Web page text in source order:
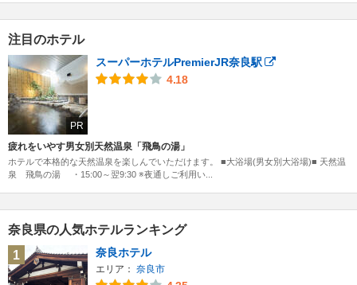
注目のホテル
PR
スーパーホテルPremierJR奈良駅
4.18
疲れをいやす男女別天然温泉「飛鳥の湯」
ホテルで本格的な天然温泉を楽しんでいただけます。 ■大浴場(男女別大浴場)■ 天然温
泉 飛鳥の湯 ・15:00～翌9:30 ※夜通しご利用い...
奈良県の人気ホテルランキング
1
奈良ホテル
エリア： 奈良市